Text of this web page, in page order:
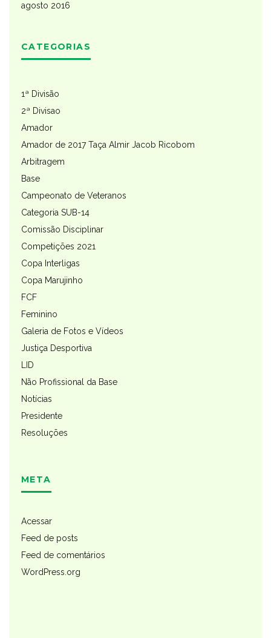
agosto 2016
CATEGORIAS
1ª Divisão
2ª Divisao
Amador
Amador de 2017 Taça Almir Jacob Ricobom
Arbitragem
Base
Campeonato de Veteranos
Categoria SUB-14
Comissão Disciplinar
Competições 2021
Copa Interligas
Copa Marujinho
FCF
Feminino
Galeria de Fotos e Vídeos
Justiça Desportiva
LID
Não Profissional da Base
Notícias
Presidente
Resoluções
META
Acessar
Feed de posts
Feed de comentários
WordPress.org